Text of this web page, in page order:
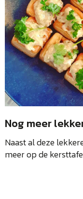
Nog meer
Naast al deze
meer op de